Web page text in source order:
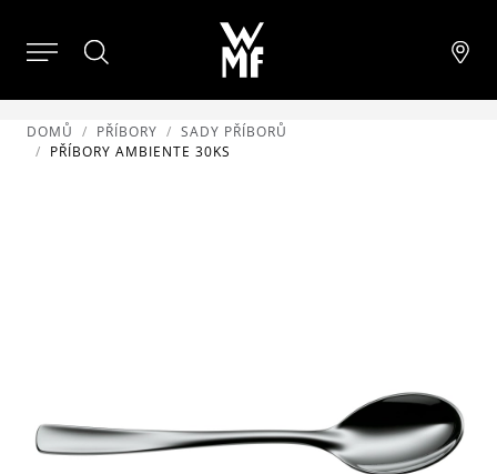
DOMŮ PŘÍBORY
SADY PŘÍBORŮ
PŘÍBORY AMBIENTE 30KS